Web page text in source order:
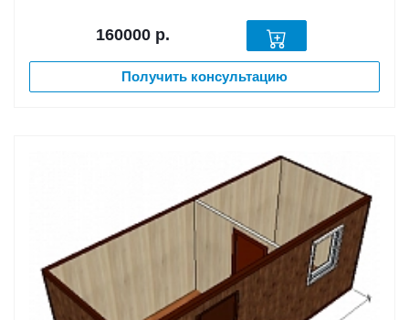
160000 р.
Получить консультацию